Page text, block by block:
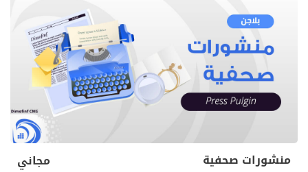
منشورات صحفية مجاني